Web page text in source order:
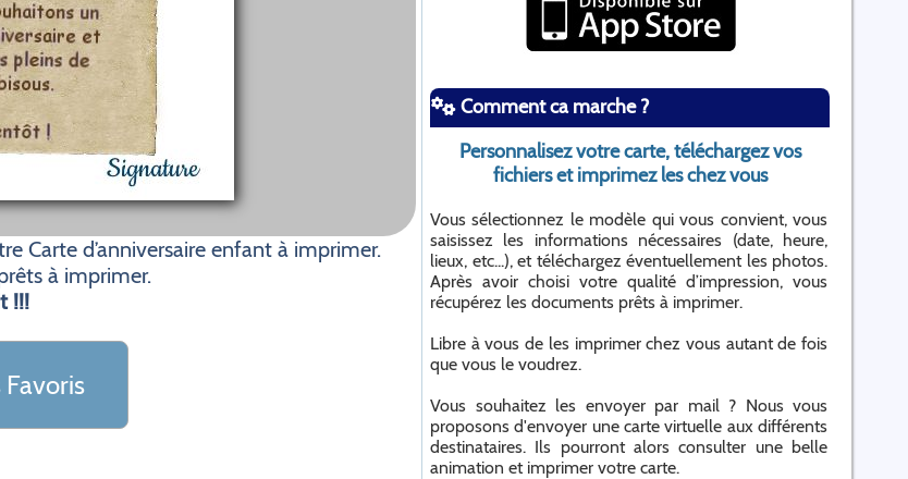
Carte d’anniversaire enfant à imprimer.
à imprimer.
!!!
Comment ca marche ?
Personnalisez votre carte, téléchargez vos
fichiers et imprimez les chez vous
Vous sélectionnez le modèle qui vous convient, vous
saisissez les informations nécessaires (date, heure,
lieux, etc...), et téléchargez éventuellement les photos.
Après avoir choisi votre qualité d’impression, vous
récupérez les documents prêts à imprimer.
Libre à vous de les imprimer chez vous autant de fois
que vous le voudrez.
Vous souhaitez les envoyer par mail ? Nous vous
proposons d'envoyer une carte virtuelle aux différents
destinataires. Ils pourront alors consulter une belle
animation et imprimer votre carte.